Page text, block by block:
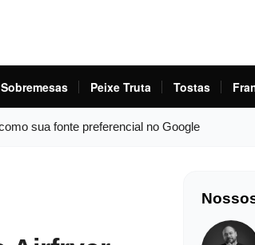
Sobremesas Peixe Truta Tostas
sua fonte preferencial no Google